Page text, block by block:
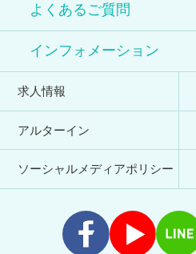
よくあるご質問
インフォメーション
求人情報
アルターイン
ソーシャルメディアポリシー